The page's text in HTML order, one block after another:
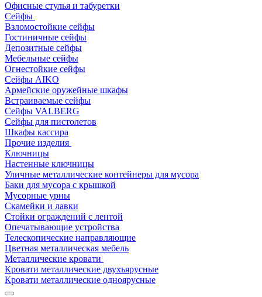
Офисные стулья и табуретки
Сейфы
Взломостойкие сейфы
Гостиничные сейфы
Депозитные сейфы
Мебельные сейфы
Огнестойкие сейфы
Сейфы AIKO
Армейские оружейные шкафы
Встраиваемые сейфы
Сейфы VALBERG
Сейфы для пистолетов
Шкафы кассира
Прочие изделия
Ключницы
Настенные ключницы
Уличные металлические контейнеры для мусора
Баки для мусора с крышкой
Мусорные урны
Скамейки и лавки
Стойки ограждений с лентой
Опечатывающие устройства
Телескопические направляющие
Цветная металлическая мебель
Металлические кровати
Кровати металлические двухъярусные
Кровати металлические одноярусные